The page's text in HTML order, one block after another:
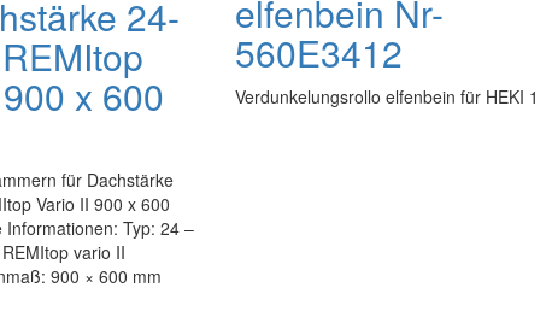
24-
x 600
für Dachstärke
Vario II 900 x 600
Informationen: Typ: 24 –
vario II
900 × 600 mm
elfenbein Nr-
560E3412
Verdunkelungsrollo elfenbein für HEKI 1